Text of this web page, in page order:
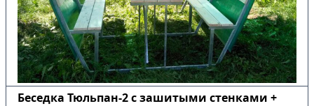
Беседка Тюльпан-2 с зашитыми стенками +